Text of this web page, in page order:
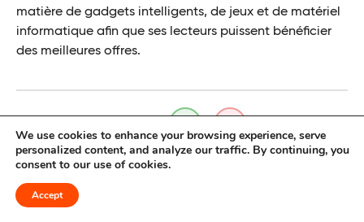
matière de gadgets intelligents, de jeux et de matériel
informatique afin que ses lecteurs puissent bénéficier
des meilleures offres.
We use cookies to enhance your browsing experience, serve
personalized content, and analyze our traffic. By continuing, you
consent to our use of cookies.
Accept